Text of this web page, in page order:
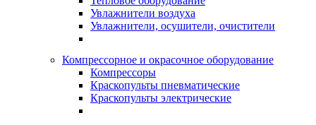
Увлажнители воздуха
Увлажнители, осушители, очистители
Компрессорное и окрасочное оборудование
Компрессоры
Краскопульты пневматические
Краскопульты электрические